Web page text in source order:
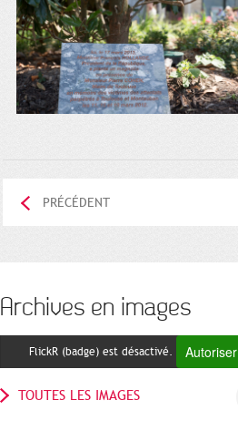
PRÉCÉDENT
Archives en images
FlickR (badge) est désactivé. Autoriser
TOUTES LES IMAGES